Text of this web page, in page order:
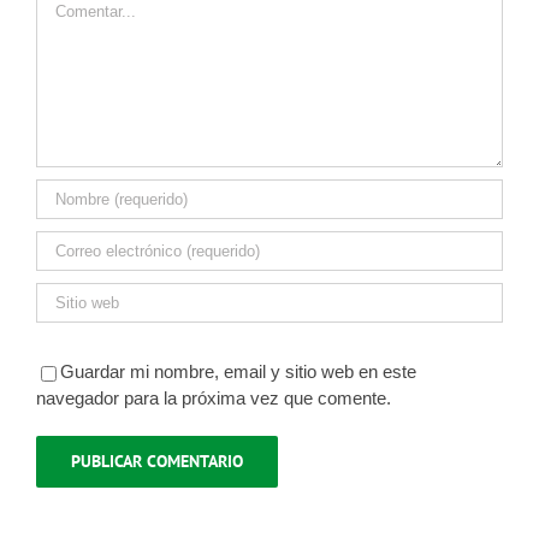
Guardar mi nombre, email y sitio web en este
navegador para la próxima vez que comente.